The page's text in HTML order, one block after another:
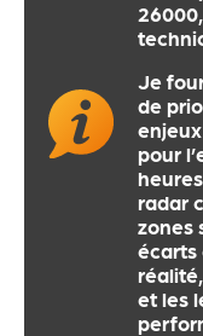
26000,
Je
de
enjeux
pour
radar
zones
écarts
et les